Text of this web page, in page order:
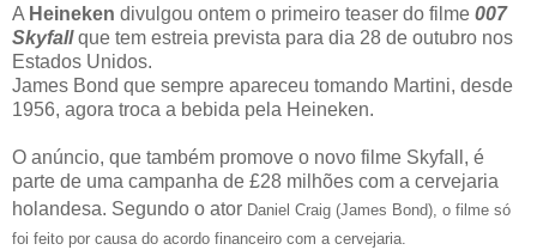
A Heineken divulgou ontem o primeiro teaser do filme 007
Skyfallque tem estreia prevista para dia 28 de outubro nos
Estados Unidos.
James Bond que sempre apareceu tomando Martini, desde
1956, agora troca a bebida pela Heineken.
O anúncio, que também promove o novo filme Skyfall , é
parte de uma campanha de £28 milhões com a cervejaria
holandesa. Segundo o ator Daniel Craig (James Bond), o filme só
foi feito por causa do acordo financeiro com a cervejaria.